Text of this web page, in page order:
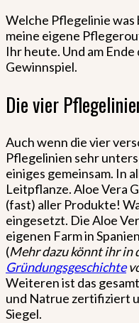
Welche Pflegelinie was
meine eigene
Ihr heute. Und am
Gewinnspiel.
Die vier
Auch wenn die vier
Pflegelinien sehr
einiges gemeinsam. In
Leitpflanze. Aloe Vera
(fast) aller Produkte!
eingesetzt. Die Aloe
eigenen Farm in
(Mehr dazu könnt ihr in
Gründungsgeschichte
Weiteren ist das
und Natrue zertifiziert
Siegel.